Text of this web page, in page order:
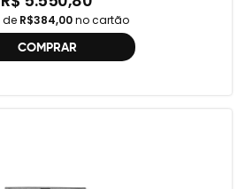
de R$384,00no cartão
COMPRAR